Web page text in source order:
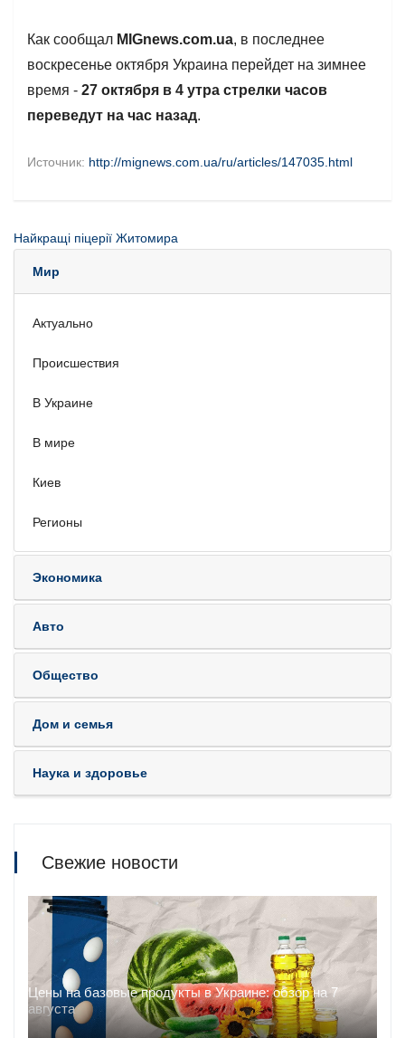
Как сообщал MIGnews.com.ua, в последнее
воскресенье октября Украина перейдет на зимнее
время - 27 октября в 4 утра стрелки часов
переведут на час назад.
Источник: http://mignews.com.ua/ru/articles/147035.html
Найкращі піцерії Житомира
Мир
Актуально
Происшествия
В Украине
В мире
Киев
Регионы
Экономика
Авто
Общество
Дом и семья
Наука и здоровье
Свежие новости
Цены на базовые продукты в Украине: обзор на 7
августа